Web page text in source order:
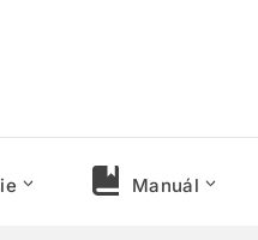
Manuál